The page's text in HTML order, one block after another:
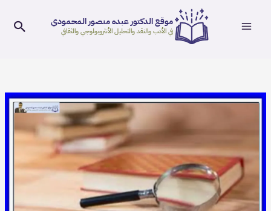
Menu
موقع الدكتور عبده منصور المحمودي
في الأدب والنقد والتحليل الأنثروبولوجي والثقافي
navigation